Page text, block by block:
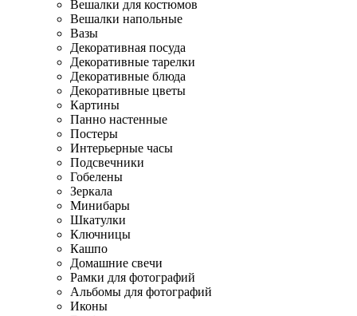
Вешалки для костюмов
Вешалки напольные
Вазы
Декоративная посуда
Декоративные тарелки
Декоративные блюда
Декоративные цветы
Картины
Панно настенные
Постеры
Интерьерные часы
Подсвечники
Гобелены
Зеркала
Минибары
Шкатулки
Ключницы
Кашпо
Домашние свечи
Рамки для фотографий
Альбомы для фотографий
Иконы